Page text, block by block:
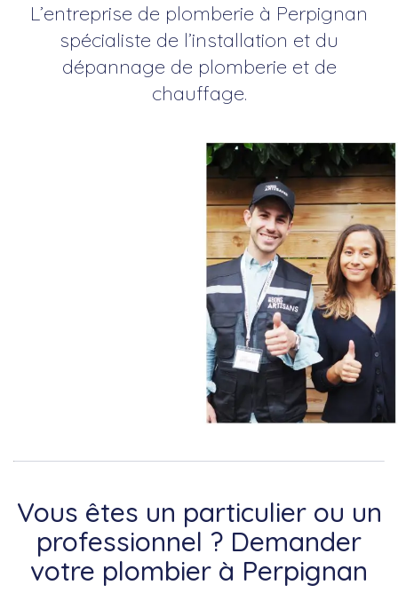
L’entreprise de plomberie à Perpignan
spécialiste de l’installation et du
dépannage de plomberie et de
chauffage.
Vous êtes un particulier ou un
professionnel ? Demander
votre plombier à Perpignan